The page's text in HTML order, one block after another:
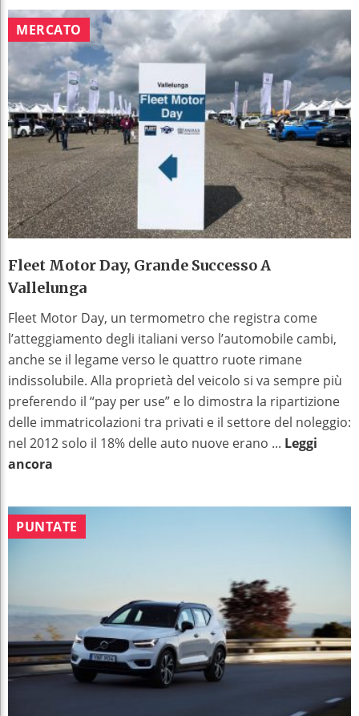
MERCATO
Fleet Motor Day, Grande Successo A
Vallelunga
Fleet Motor Day, un termometro che registra come
l’atteggiamento degli italiani verso l’automobile cambi,
anche se il legame verso le quattro ruote rimane
indissolubile. Alla proprietà del veicolo si va sempre più
preferendo il “pay per use” e lo dimostra la ripartizione
delle immatricolazioni tra privati e il settore del noleggio:
nel 2012 solo il 18% delle auto nuove erano ... Leggi
ancora
PUNTATE